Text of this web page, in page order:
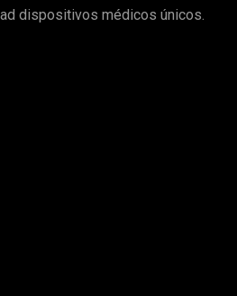
dispositivos médicos únicos.